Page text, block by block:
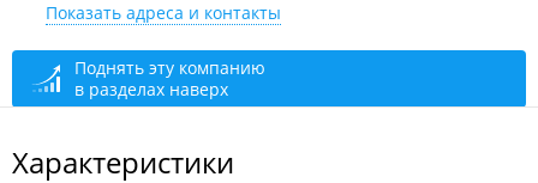
закрыто, откроется в 09:00
Показать адреса и контакты
Поднять эту компанию
в разделах наверх
Характеристики